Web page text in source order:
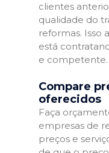
clientes
qualidade do
reformas. Isso
está
e competente.
Compare
oferecidos
Faça
empresas de
preços e